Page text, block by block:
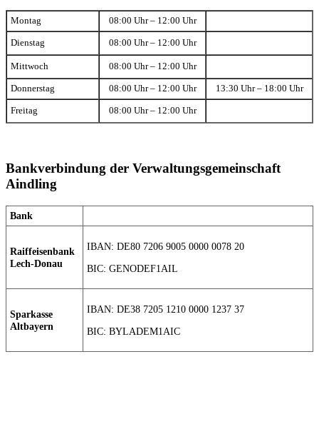
Montag 08:00 Uhr – 12:00 Uhr
Dienstag 08:00 Uhr – 12:00 Uhr
Mittwoch 08:00 Uhr – 12:00 Uhr
Donnerstag 08:00 Uhr – 12:00 Uhr 13:30 Uhr – 18:00 Uhr
Freitag 08:00 Uhr – 12:00 Uhr
Bankverbindung der Verwaltungsgemeinschaft
Aindling
Bank
Raiffeisenbank
Lech-Donau
IBAN: DE80 7206 9005 0000 0078 20
BIC: GENODEF1AIL
Sparkasse
Altbayern
IBAN: DE38 7205 1210 0000 1237 37
BIC: BYLADEM1AIC